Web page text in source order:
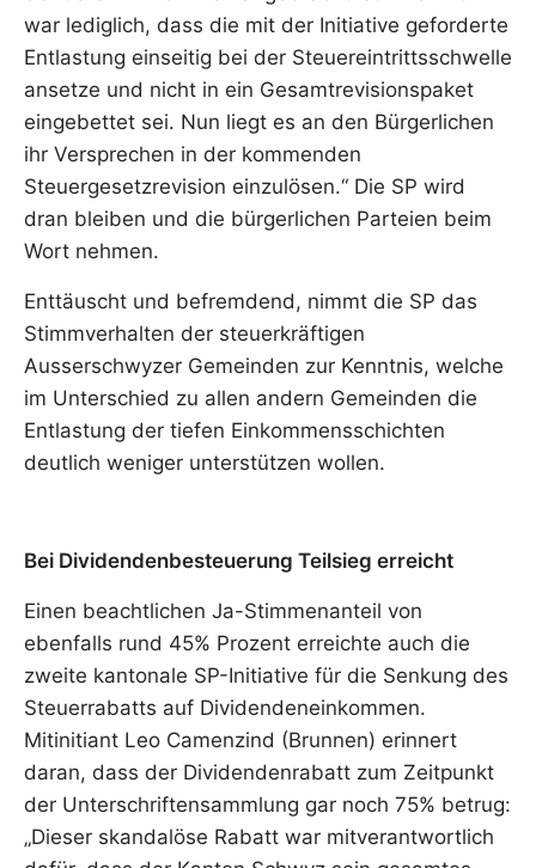
war lediglich, dass die mit der Initiative geforderte
Entlastung einseitig bei der Steuereintrittsschwelle
ansetze und nicht in ein Gesamtrevisionspaket
eingebettet sei. Nun liegt es an den Bürgerlichen
ihr Versprechen in der kommenden
Steuergesetzrevision einzulösen.“ Die SP wird
dran bleiben und die bürgerlichen Parteien beim
Wort nehmen.
Enttäuscht und befremdend, nimmt die SP das
Stimmverhalten der steuerkräftigen
Ausserschwyzer Gemeinden zur Kenntnis, welche
im Unterschied zu allen andern Gemeinden die
Entlastung der tiefen Einkommensschichten
deutlich weniger unterstützen wollen.
Bei Dividendenbesteuerung Teilsieg erreicht
Einen beachtlichen Ja-Stimmenanteil von
ebenfalls rund 45% Prozent erreichte auch die
zweite kantonale SP-Initiative für die Senkung des
Steuerrabatts auf Dividendeneinkommen.
Mitinitiant Leo Camenzind (Brunnen) erinnert
daran, dass der Dividendenrabatt zum Zeitpunkt
der Unterschriftensammlung gar noch 75% betrug:
„Dieser skandalöse Rabatt war mitverantwortlich